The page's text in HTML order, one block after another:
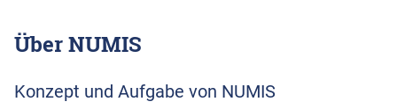
Über NUMIS
Konzept und Aufgabe von NUMIS